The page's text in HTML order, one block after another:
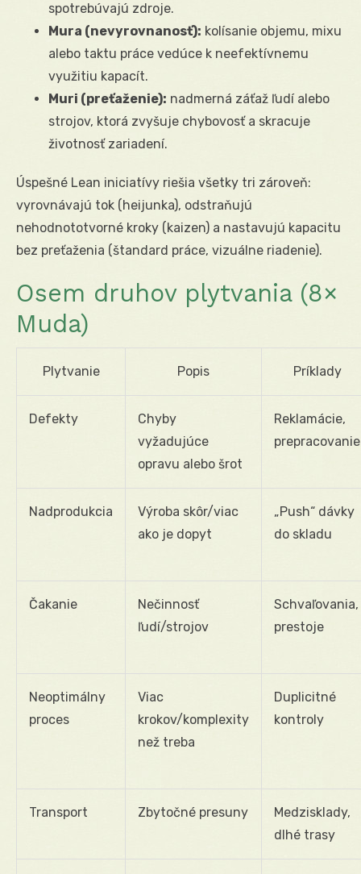
spotrebúvajú zdroje.
Mura (nevyrovnanosť): kolísanie objemu, mixu
alebo taktu práce vedúce k neefektívnemu
využitiu kapacít.
Muri (preťaženie): nadmerná záťaž ľudí alebo
strojov, ktorá zvyšuje chybovosť a skracuje
životnosť zariadení.
Úspešné Lean iniciatívy riešia všetky tri zároveň:
vyrovnávajú tok (heijunka), odstraňujú
nehodnototvorné kroky (kaizen) a nastavujú kapacitu
bez preťaženia (štandard práce, vizuálne riadenie).
Osem druhov plytvania (8×
Muda)
Plytvanie Popis Príklady
Defekty
Chyby
vyžadujúce
opravu alebo šrot
Reklamácie,
prepracovanie
Nadprodukcia
Výroba skôr/viac
ako je dopyt
„Push“ dávky
do skladu
Čakanie
Nečinnosť
ľudí/strojov
Schvaľovania,
prestoje
Neoptimálny
proces
Viac
krokov/komplexity
než treba
Duplicitné
kontroly
Transport Zbytočné presuny
Medzisklady,
dlhé trasy